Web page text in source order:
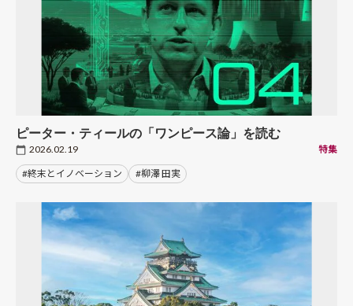
ピーター・ティールの「ワンピース論」を読む
2026.02.19 特集
#終末とイノベーション #柳澤 田実